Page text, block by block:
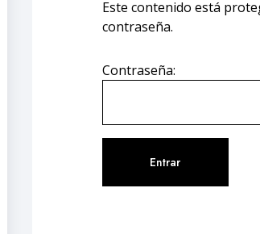
Este contenido está
contraseña.
Contraseña: